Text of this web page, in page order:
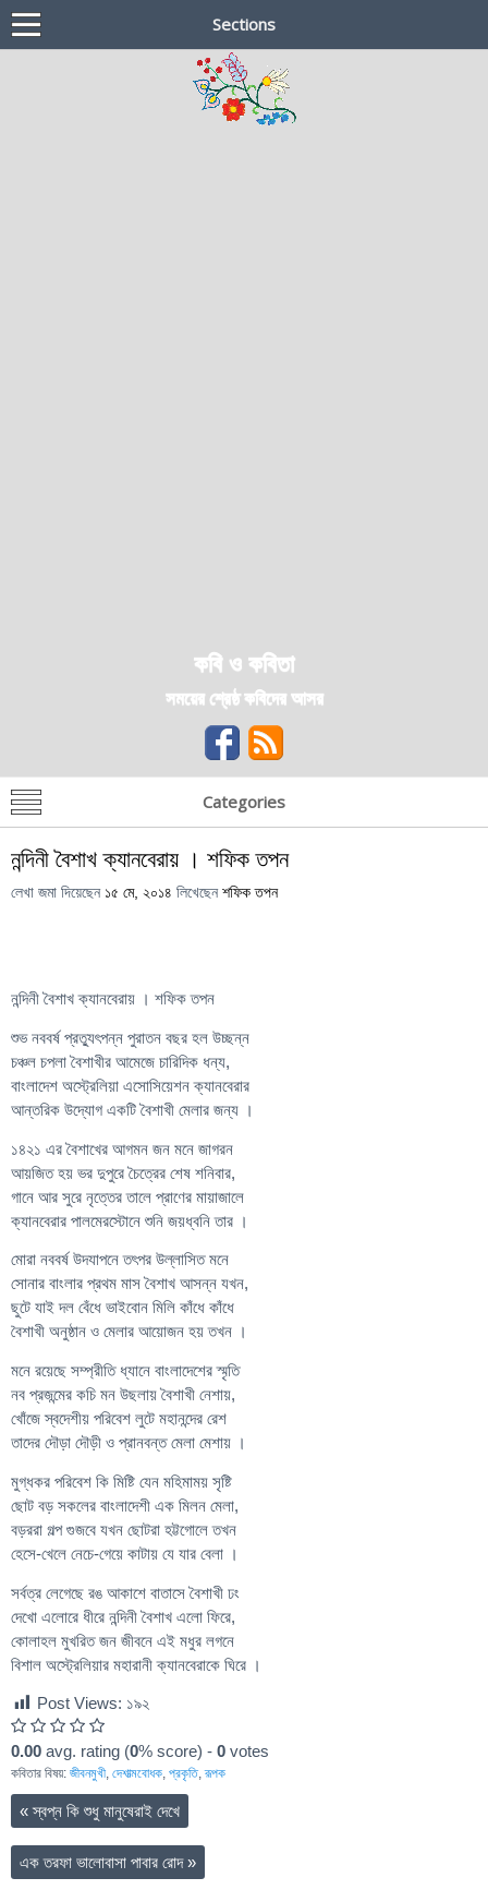
Sections
কবি ও কবিতা
সময়ের শ্রেষ্ঠ কবিদের আসর
Categories
নন্দিনী বৈশাখ ক্যানবেরায় । শফিক তপন
লেখা জমা দিয়েছেন ১৫ মে, ২০১৪ লিখেছেন শফিক তপন
নন্দিনী বৈশাখ ক্যানবেরায় । শফিক তপন
শুভ নববর্ষ প্রত্যুৎপন্ন পুরাতন বছর হল উচ্ছন্ন
চঞ্চল চপলা বৈশাখীর আমেজে চারিদিক ধন্য,
বাংলাদেশ অস্ট্রেলিয়া এসোসিয়েশন ক্যানবেরার
আন্তরিক উদ্যোগ একটি বৈশাখী মেলার জন্য ।
১৪২১ এর বৈশাখের আগমন জন মনে জাগরন
আয়জিত হয় ভর দুপুরে চৈত্রের শেষ শনিবার,
গানে আর সুরে নৃত্তের তালে প্রাণের মায়াজালে
ক্যানবেরার পালমেরস্টোনে শুনি জয়ধ্বনি তার ।
মোরা নববর্ষ উদযাপনে তৎপর উল্লাসিত মনে
সোনার বাংলার প্রথম মাস বৈশাখ আসন্ন যখন,
ছুটে যাই দল বেঁধে ভাইবোন মিলি কাঁধে কাঁধে
বৈশাখী অনুষ্ঠান ও মেলার আয়োজন হয় তখন ।
মনে রয়েছে সম্প্রীতি ধ্যানে বাংলাদেশের স্মৃতি
নব প্রজন্মের কচি মন উছলায় বৈশাখী নেশায়,
খোঁজে স্বদেশীয় পরিবেশ লুটে মহানন্দের রেশ
তাদের দৌড়া দৌড়ী ও প্রানবন্ত মেলা মেশায় ।
মুগ্ধকর পরিবেশ কি মিষ্টি যেন মহিমাময় সৃষ্টি
ছোট বড় সকলের বাংলাদেশী এক মিলন মেলা,
বড়ররা গল্প গুজবে যখন ছোটরা হট্টগোলে তখন
হেসে-খেলে নেচে-গেয়ে কাটায় যে যার বেলা ।
সর্বত্র লেগেছে রঙ আকাশে বাতাসে বৈশাখী ঢং
দেখো এলোরে ধীরে নন্দিনী বৈশাখ এলো ফিরে,
কোলাহল মুখরিত জন জীবনে এই মধুর লগনে
বিশাল অস্ট্রেলিয়ার মহারানী ক্যানবেরাকে ঘিরে ।
Post Views: ১৯২
0.00 avg. rating (0% score) - 0 votes
কবিতার বিষয়: জীবনমুখী, দেশাত্মবোধক, প্রকৃতি,রূপক
« স্বপ্ন কি শুধু মানুষেরাই দেখে
এক তরফা ভালোবাসা পাবার রোদ»